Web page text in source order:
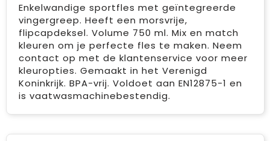
Enkelwandige sportfles met geïntegreerde
vingergreep. Heeft een morsvrije,
flipcapdeksel. Volume 750 ml. Mix en match
kleuren om je perfecte fles te maken. Neem
contact op met de klantenservice voor meer
kleuropties. Gemaakt in het Verenigd
Koninkrijk. BPA-vrij. Voldoet aan EN12875-1 en
is vaatwasmachinebestendig.